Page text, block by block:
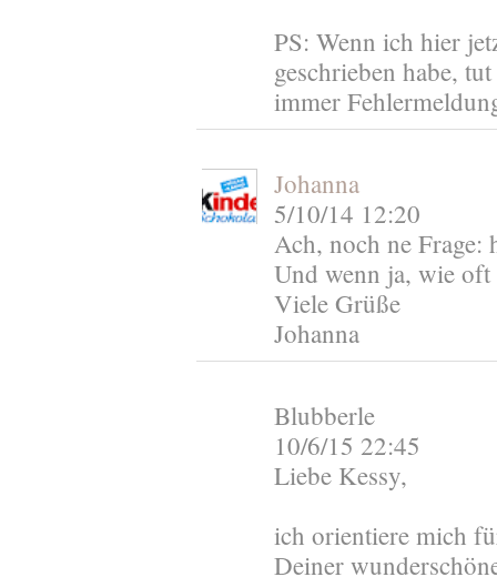
PS: Wenn ich hier
geschrieben habe,
immer
Johanna
5/10/14 12:20
Ach, noch ne Frage:
Und wenn ja, wie oft
Viele Grüße
Johanna
Blubberle
10/6/15 22:45
Liebe Kessy,
ich orientiere mich
Deiner